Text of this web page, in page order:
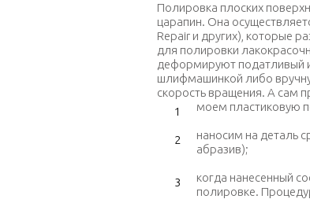
Полировка плоских
царапин. Она
Repair и других), которые
для полировки
деформируют податливый
шлифмашинкой либо
скорость вращения. А сам
моем пластиковую
наносим на деталь
абразив);
когда нанесенный
полировке.